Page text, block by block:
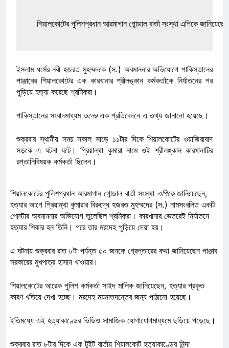
শিয়ালকোটের পুলিশপ্রধান আরমাগান গোন্ডাল বার্তা সংস্থা এপিকে
ইসলাম ধর্মের নবী হজরত মুহম্মদকে (স.) অবমাননার অভিযোগে পাকিস্তানের
পাঞ্জাবের শিয়ালকোটের এক কারখানার শ্রীলঙ্কান কর্মকর্তাকে নির্যাতনের পর
পুড়িয়ে হত্যা করেছে শ্রমিকরা।
পাকিস্তানের সংবাদমাধ্যম ডনেরএক প্রতিবেদনে এ তথ্য জানানো হয়েছে।
শুক্রবার স্থানীয় সময় সকাল সাড়ে ১১টার দিকে শিয়ালকোটের ওয়াজিরাবাদ
সড়কে এ ঘটনা ঘটে। প্রিয়ান্থা কুমারা নামে ওই শ্রীলঙ্কান কারখানাটির
রপ্তানিবিষয়ক কর্মকর্তা ছিলেন।
শিয়ালকোটের পুলিশপ্রধান আরমাগান গোন্ডাল বার্তা সংস্থা এপিকেজানিয়েছেন,
হত্যার আগে প্রিয়ান্থা কুমারার বিরুদ্ধে হজরত মুহম্মদের (স.) নামসংবলিত একটি
পোস্টার অবমাননার অভিযোগ তুলেছিল শ্রমিকরা। কারখানার ভেতরেই নির্যাতনে
হত্যার শিকার হন তিনি। পরে তার মরদেহ পুড়িয়ে দেয়া হয়।
এ ঘটনায় শুক্রবার রাত ৮টা পর্যন্ত ৫০ জনকে গ্রেপ্তারের কথা জানিয়েছেন পাঞ্জাব
সরকারের মুখপাত্র হাসান খাওয়ার।
শিয়ালকোটের আরেক পুলিশ কর্মকর্তা সাইদ মালিক জানিয়েছেন, হত্যার প্রকৃত
কারণ খতিয়ে দেখা হচ্ছে। মরদেহ ময়নাতদন্তের জন্য পাঠানো হয়েছে।
ইতিমধ্যে এই হত্যাকাণ্ডের ভিডিও সামাজিক যোগাযোগমাধ্যমেছড়িয়ে পড়েছে।
শুক্রবার রাত ৮টার দিকে এক টুইট বার্তায় শিয়ালকোট হত্যাকাণ্ডের নিন্দা